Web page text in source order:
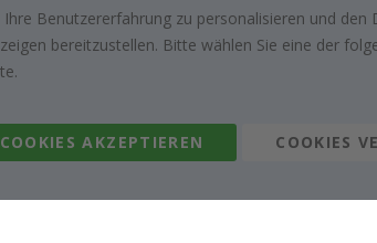
Kontakt
Arbeiten sie mit uns zusammen!
Benutzererfahrung zu personalisieren und
bereitzustellen. Bitte wählen Sie eine der
COOKIES AKZEPTIEREN COOKIES